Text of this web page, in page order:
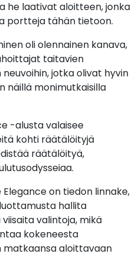
he laativat aloitteen, jonka
portteja tähän tietoon.
oli olennainen kanava,
taitavien
jotka olivat hyvin
näillä monimutkaisilla
-alusta valaisee
kohti räätälöityjä
räätälöityä,
on tiedon linnake,
hallita
valintoja, mikä
kokeneesta
matkaansa aloittavaan